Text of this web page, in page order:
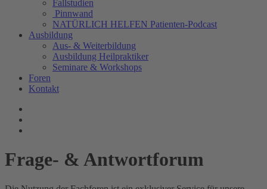
Fallstudien
Pinnwand
NATÜRLICH HELFEN Patienten-Podcast
Ausbildung
Aus- & Weiterbildung
Ausbildung Heilpraktiker
Seminare & Workshops
Foren
Kontakt
Frage- & Antwortforum